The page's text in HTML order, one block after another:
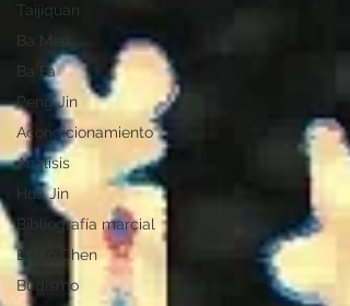
Taijiquan
Ba Men
Ba Fa
Peng Jin
Acondicionamiento
Análisis
Hua Jin
Bibliografía marcial
Estilo Chen
Budismo